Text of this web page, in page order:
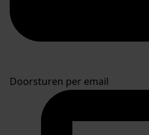
Doorsturen per email